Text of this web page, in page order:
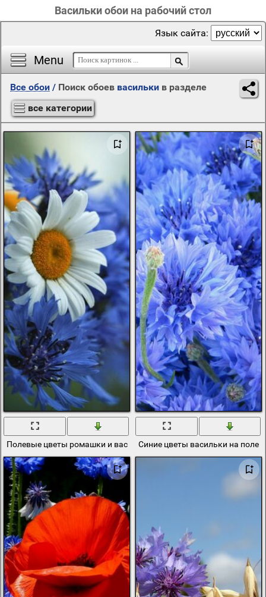
Васильки обои на рабочий стол
Menu
Язык сайта:
Все обои / Поиск обоев васильки в разделе
все категории
Полевые цветы ромашки и васильк в букетеСиние цветы васильки на поле